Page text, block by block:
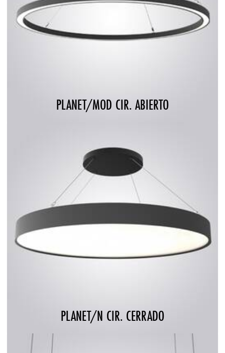
PLANET/MOD CIR. ABIERTO
PLANET/N CIR. CERRADO